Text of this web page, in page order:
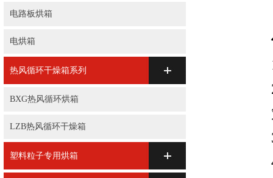
电路板烘箱
电烘箱
热风循环干燥箱系列
BXG热风循环烘箱
LZB热风循环干燥箱
塑料粒子专用烘箱